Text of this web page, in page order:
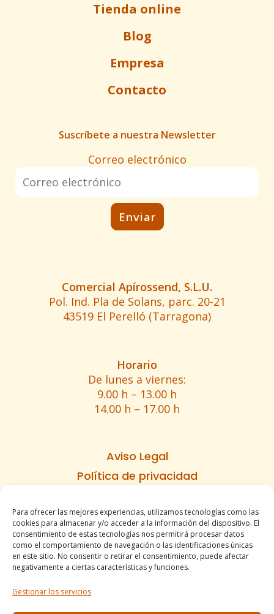
Para ofrecer las mejores experiencias, utilizamos tecnologías como las
cookies para almacenar y/o acceder a la información del dispositivo. El
consentimiento de estas tecnologías nos permitirá procesar datos
como el comportamiento de navegación o las identificaciones únicas
en este sitio. No consentir o retirar el consentimiento, puede afectar
negativamente a ciertas características y funciones.
Gestionar los servicios
Tienda online
Blog
Empresa
Contacto
Suscríbete a nuestra Newsletter
Correo electrónico
Comercial Apírossend, S.L.U.
Pol. Ind. Pla de Solans, parc. 20-21
43519 El Perelló (Tarragona)
Horario
De lunes a viernes:
9.00 h – 13.00 h
14.00 h – 17.00 h
Aviso Legal
Política de privacidad
Informe de accesibilidad
Condiciones de venta
Mapa del sitio